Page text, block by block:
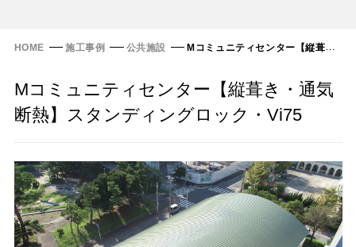
スタンディングロック
フリーハットⅡ型
FHR-2000
フラットライン
横葺き屋根
タイマルーフ M型
タイマルーフ F25
金属瓦
カナメルーフ
洋瓦王(ヨウガオウ)
通気断熱工法
Vi65
屋根の改修
技術情報
HOME 施工事例 公共施設 Mコミュニティセンター【縦葺き・通気断熱】スタンディングロック・Vi75
Mコミュニティセンター【縦葺き・通気
断熱】スタンディングロック・Vi75